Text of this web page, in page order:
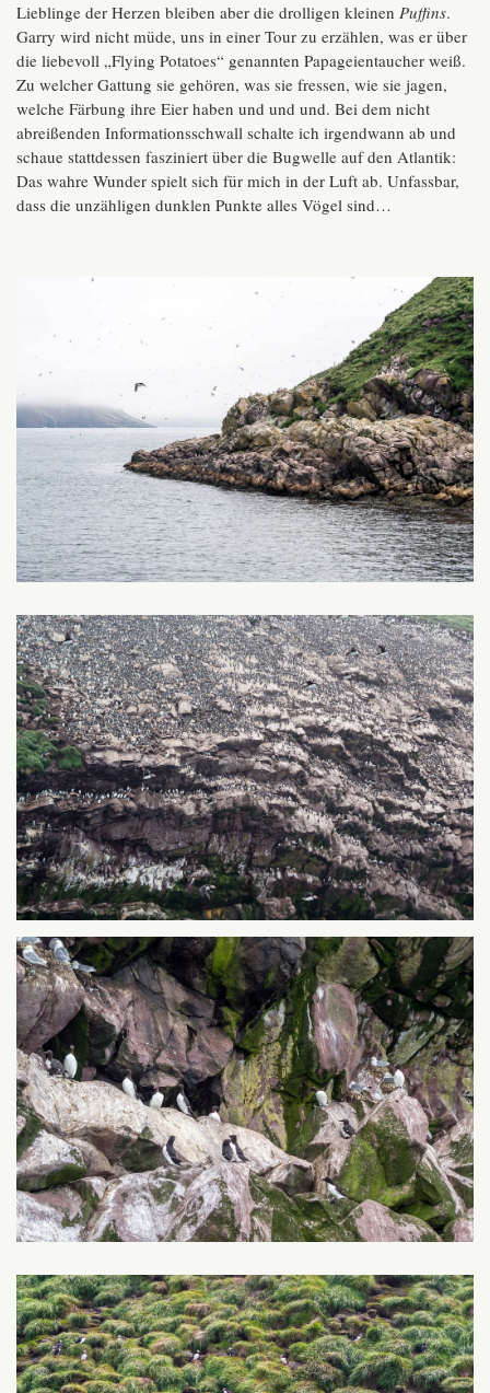
Lieblinge der Herzen bleiben aber die drolligen kleinen Puffins.
Garry wird nicht müde, uns in einer Tour zu erzählen, was er über
die liebevoll „Flying Potatoes“ genannten Papageientaucher weiß.
Zu welcher Gattung sie gehören, was sie fressen, wie sie jagen,
welche Färbung ihre Eier haben und und und. Bei dem nicht
abreißenden Informationsschwall schalte ich irgendwann ab und
schaue stattdessen fasziniert über die Bugwelle auf den Atlantik:
Das wahre Wunder spielt sich für mich in der Luft ab. Unfassbar,
dass die unzähligen dunklen Punkte alles Vögel sind…